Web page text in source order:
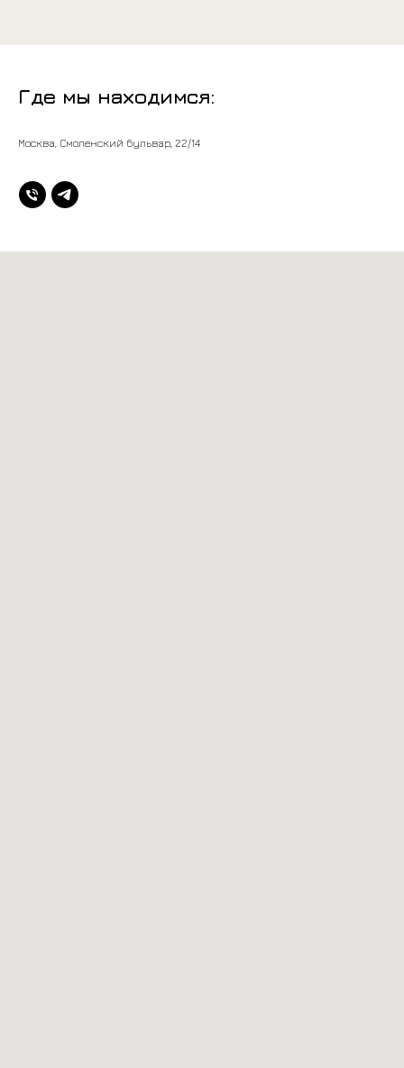
Где мы находимся:
Москва, Смоленский бульвар, 22/14